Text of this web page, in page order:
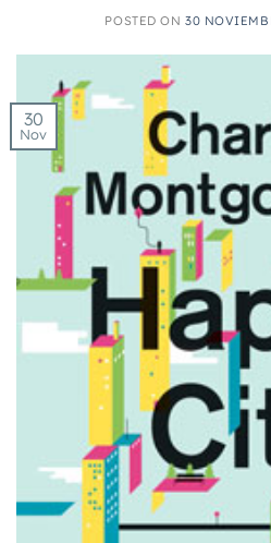
POSTED ON 30
30
Nov